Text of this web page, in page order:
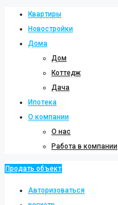
Квартиры
Новостройки
Дома
Дом
Коттедж
Дача
Ипотека
О компании
О нас
Работа в компании
Продать объект
Авторизоваться